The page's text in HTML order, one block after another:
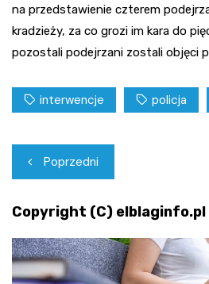
na przedstawienie czterem
kradzieży, za co grozi im kara do
pozostali podejrzani zostali objęci
interwencje policja
Nawigacja
wpisu
Poprzedni
Copyright (C) elblaginfo.pl